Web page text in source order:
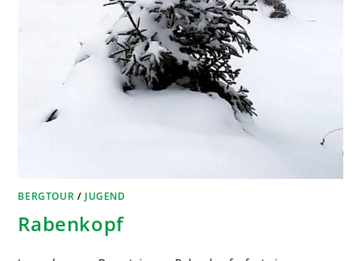
BERGTOUR / JUGEND
Rabenkopf